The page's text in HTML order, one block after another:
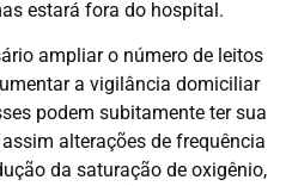
estará fora do hospital.
ampliar o número de leitos
a vigilância domiciliar
podem subitamente ter sua
alterações de frequência
da saturação de oxigênio,